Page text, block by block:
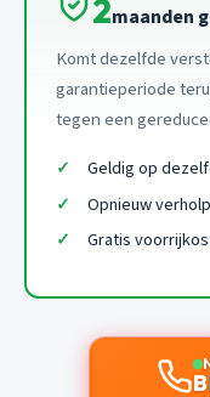
2maanden
Komt dezelfde
garantieperiode
tegen een
Geldig op
Opnieuw
Gratis